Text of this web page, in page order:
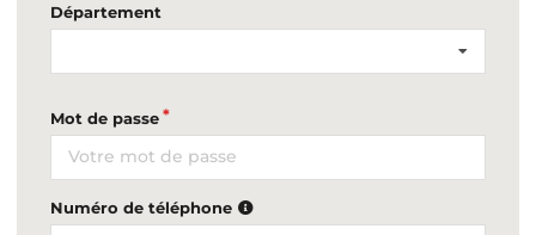
Département
Mot de passe
Numéro de téléphone